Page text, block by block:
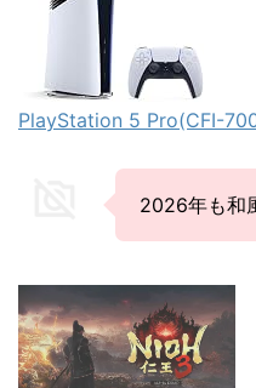
PlayStation 5 Pro(CFI-
2026年も和